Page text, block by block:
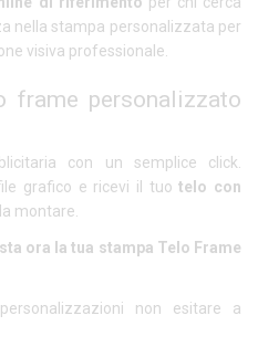
nella stampa personalizzata per
visiva professionale.
frame personalizzato
con un semplice click.
grafico e ricevi il tuotelo con
montare.
ora la tua stampa Telo Frame
non esitare a